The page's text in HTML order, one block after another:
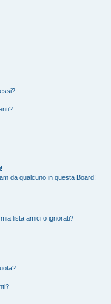
da qualcuno in questa Board!
lista amici o ignorati?